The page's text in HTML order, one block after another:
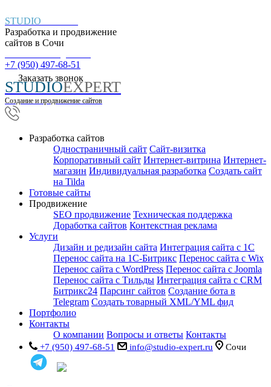
STUDIO
Разработка и продвижение
сайтов в Сочи
+7 (950) 497-68-51
Заказать звонок
STUDIOEXPERT
Создание и продвижение сайтов
Разработка сайтов
Одностраничный сайт Cайт-визитка
Корпоративный сайт Интернет-витрина Интернет-
магазин Индивидуальная разработка Создать сайт
на Tilda
Готовые сайты
Продвижение
SEO продвижение Техническая поддержка
Доработка сайтов Контекстная реклама
Услуги
Дизайн и редизайн сайта Интеграция сайта с 1С
Перенос сайта на 1С-Битрикс Перенос сайта с Wix
Перенос сайта с WordPress Перенос сайта с Joomla
Перенос сайта с Тильды Интеграция сайта с CRM
Битрикс24 Парсинг сайтов Создание бота в
Telegram Создать товарный XML/YML фид
Портфолио
Контакты
О компании Вопросы и ответы Контакты
+7 (950) 497-68-51 info@studio-expert.ru Сочи